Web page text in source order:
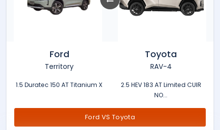
Ford
Territory
1.5 Duratec 150 AT Titanium X
Toyota
RAV-4
2.5 HEV 183 AT Limited CUIR
NO...
Ford VS Toyota